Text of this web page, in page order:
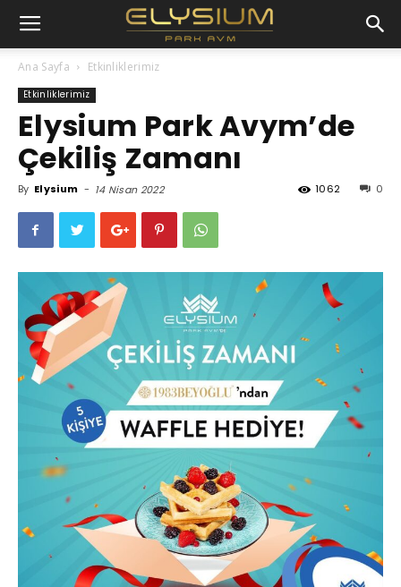
Ana Sayfa Etkinliklerimiz
Etkinliklerimiz
Elysium Park Avym’de
Çekiliş Zamanı
By Elysium - 14 Nisan 2022 0
1062